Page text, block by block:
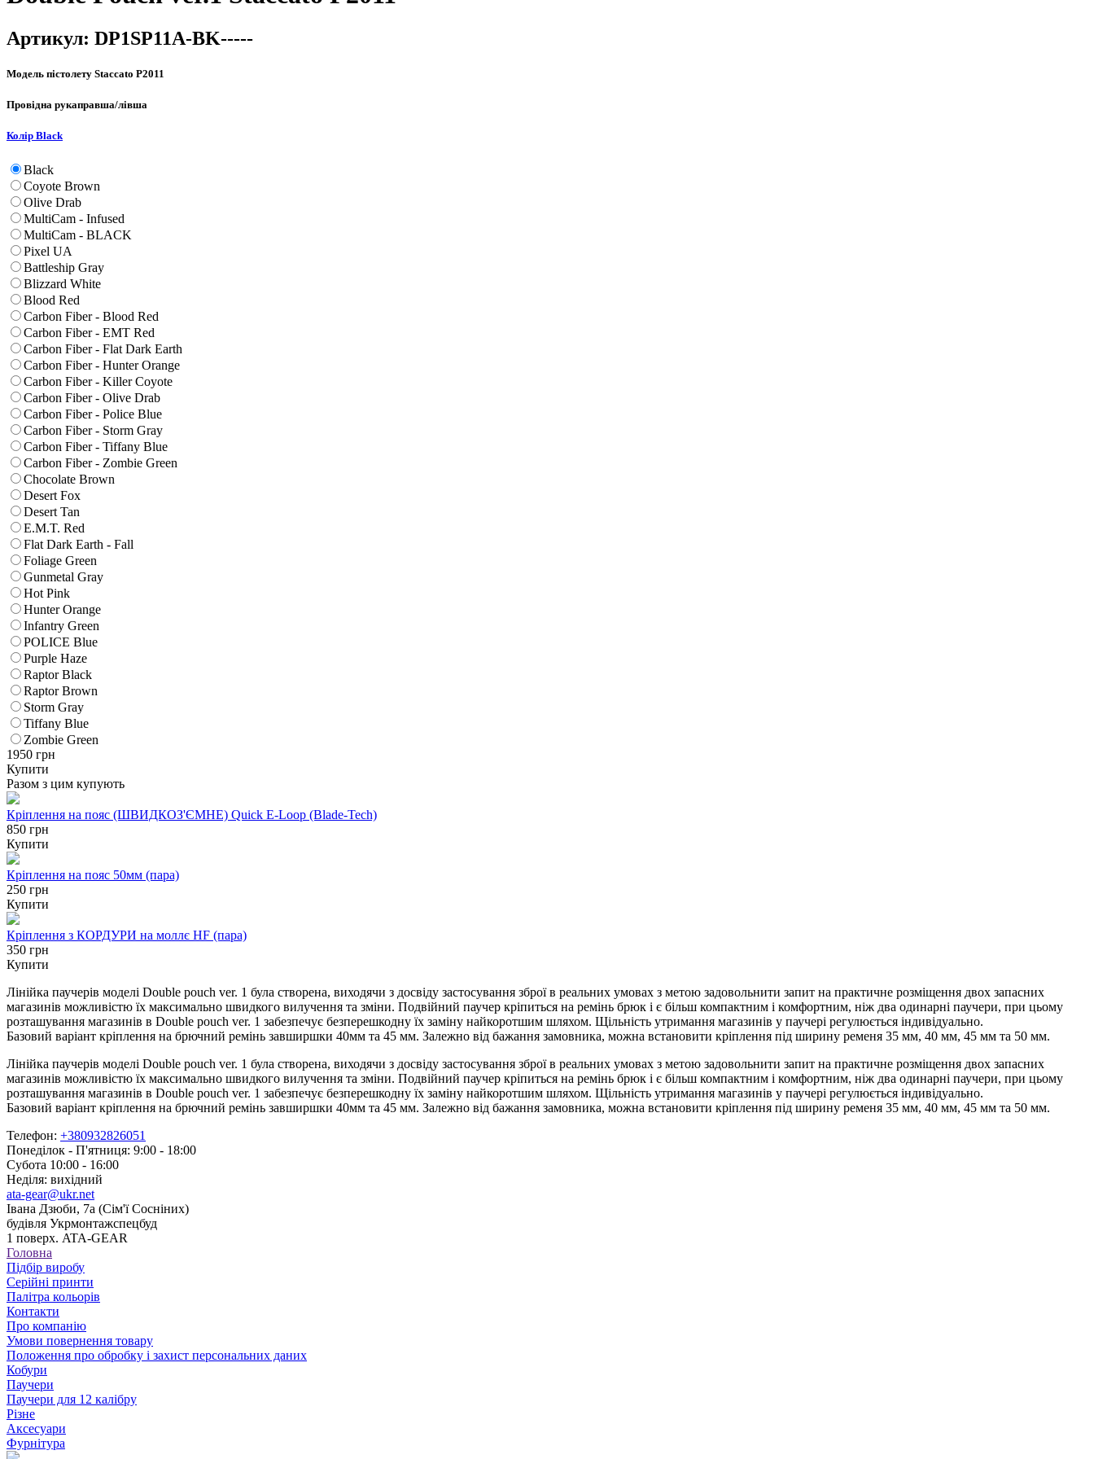
Артикул: DP1SP11A-BK-----
Модель пістолету Staccato P2011
Провідна рукаправша/лівша
Колір Black
Black
Coyote Brown
Olive Drab
MultiCam - Infused
MultiCam - BLACK
Pixel UA
Battleship Gray
Blizzard White
Blood Red
Carbon Fiber - Blood Red
Carbon Fiber - EMT Red
Carbon Fiber - Flat Dark Earth
Carbon Fiber - Hunter Orange
Carbon Fiber - Killer Coyote
Carbon Fiber - Olive Drab
Carbon Fiber - Police Blue
Carbon Fiber - Storm Gray
Carbon Fiber - Tiffany Blue
Carbon Fiber - Zombie Green
Chocolate Brown
Desert Fox
Desert Tan
E.M.T. Red
Flat Dark Earth - Fall
Foliage Green
Gunmetal Gray
Hot Pink
Hunter Orange
Infantry Green
POLICE Blue
Purple Haze
Raptor Black
Raptor Brown
Storm Gray
Tiffany Blue
Zombie Green
1950 грн
Купити
Разом з цим купують
Кріплення на пояс (ШВИДКОЗ'ЄМНЕ) Quick E-Loop (Blade-Tech)
850 грн
Купити
Кріплення на пояс 50мм (пара)
250 грн
Купити
Кріплення з КОРДУРИ на моллє HF (пара)
350 грн
Купити
Лінійка паучерів моделі Double pouch ver. 1 була створена, виходячи з досвіду застосування зброї в реальних умовах з метою задовольнити запит на практичне розміщення двох запасних
магазинів можливістю їх максимально швидкого вилучення та зміни. Подвійний паучер кріпиться на ремінь брюк і є більш компактним і комфортним, ніж два одинарні паучери, при цьому
розташування магазинів в Double pouch ver. 1 забезпечує безперешкодну їх заміну найкоротшим шляхом. Щільність утримання магазинів у паучері регулюється індивідуально.
Базовий варіант кріплення на брючний ремінь завширшки 40мм та 45 мм. Залежно від бажання замовника, можна встановити кріплення під ширину ременя 35 мм, 40 мм, 45 мм та 50 мм.
Лінійка паучерів моделі Double pouch ver. 1 була створена, виходячи з досвіду застосування зброї в реальних умовах з метою задовольнити запит на практичне розміщення двох запасних
магазинів можливістю їх максимально швидкого вилучення та зміни. Подвійний паучер кріпиться на ремінь брюк і є більш компактним і комфортним, ніж два одинарні паучери, при цьому
розташування магазинів в Double pouch ver. 1 забезпечує безперешкодну їх заміну найкоротшим шляхом. Щільність утримання магазинів у паучері регулюється індивідуально.
Базовий варіант кріплення на брючний ремінь завширшки 40мм та 45 мм. Залежно від бажання замовника, можна встановити кріплення під ширину ременя 35 мм, 40 мм, 45 мм та 50 мм.
Телефон: +380932826051
Понеділок - П'ятниця: 9:00 - 18:00
Субота 10:00 - 16:00
Неділя: вихідний
ata-gear@ukr.net
Івана Дзюби, 7а (Сім'ї Сосніних)
будівля Укрмонтажспецбуд
1 поверх. ATA-GEAR
Головна
Підбір виробу
Серійні принти
Палітра кольорів
Контакти
Про компанію
Умови повернення товару
Положення про обробку і захист персональних даних
Кобури
Паучери
Паучери для 12 калібру
Різне
Аксесуари
Фурнітура